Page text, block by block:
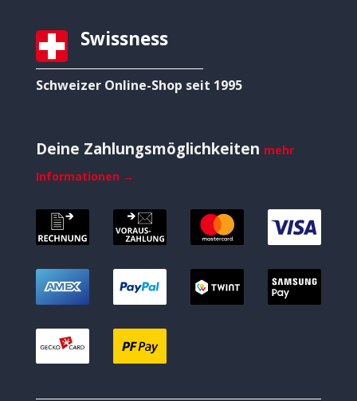
Swissness
Schweizer Online-Shop seit 1995
Deine Zahlungsmöglichkeiten mehr
Informationen →